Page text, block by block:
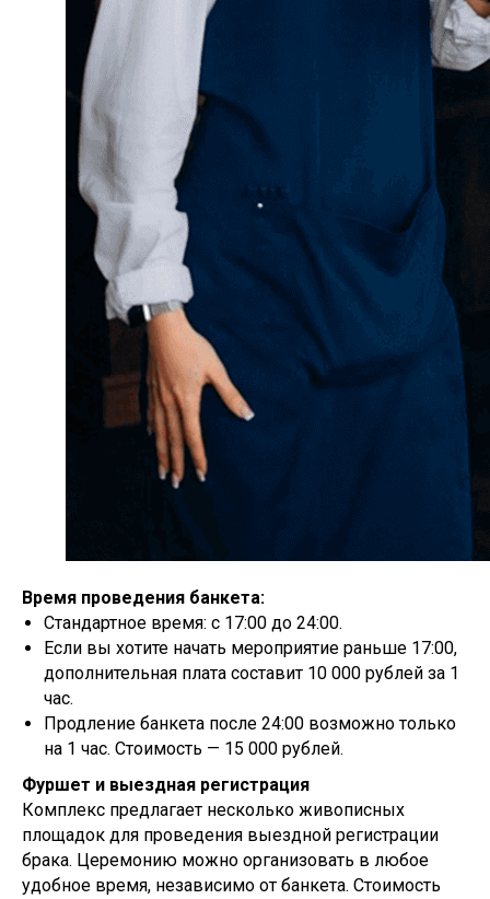
Время проведения банкета:
Стандартное время: с 17:00 до 24:00.
Если вы хотите начать мероприятие раньше 17:00,
дополнительная плата составит 10 000 рублей за 1
час.
Продление банкета после 24:00 возможно только
на 1 час. Стоимость — 15 000 рублей.
Фуршет и выездная регистрация
Комплекс предлагает несколько живописных
площадок для проведения выездной регистрации
брака. Церемонию можно организовать в любое
удобное время, независимо от банкета. Стоимость